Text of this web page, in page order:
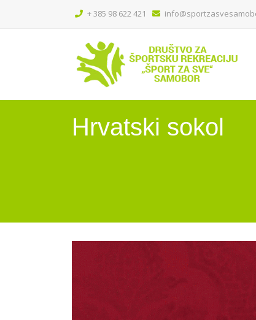
+ 385 98 622 421
Hrvatski sokol